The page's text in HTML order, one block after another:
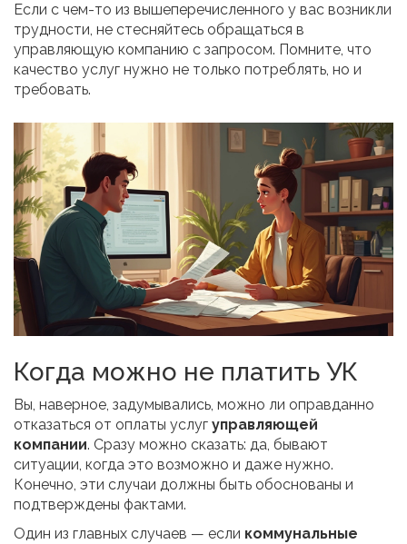
Если с чем-то из вышеперечисленного у вас возникли
трудности, не стесняйтесь обращаться в
управляющую компанию с запросом. Помните, что
качество услуг нужно не только потреблять, но и
требовать.
Когда можно не платить УК
Вы, наверное, задумывались, можно ли оправданно
отказаться от оплаты услуг управляющей
компании. Сразу можно сказать: да, бывают
ситуации, когда это возможно и даже нужно.
Конечно, эти случаи должны быть обоснованы и
подтверждены фактами.
Один из главных случаев — если коммунальные